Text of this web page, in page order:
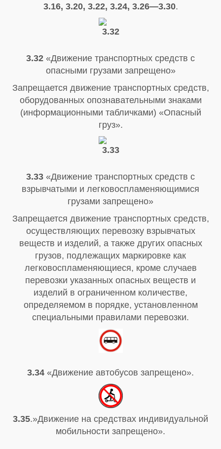
3.16, 3.20, 3.22, 3.24, 3.26—3.30.
3.32 «Движение транспортных средств с
опасными грузами запрещено»
Запрещается движение транспортных средств,
оборудованных опознавательными знаками
(информационными табличками) «Опасный
груз».
3.33 «Движение транспортных средств с
взрывчатыми и легковоспламеняющимися
грузами запрещено»
Запрещается движение транспортных средств,
осуществляющих перевозку взрывчатых
веществ и изделий, а также других опасных
грузов, подлежащих маркировке как
легковоспламеняющиеся, кроме случаев
перевозки указанных опасных веществ и
изделий в ограниченном количестве,
определяемом в порядке, установленном
специальными правилами перевозки.
3.34 «Движение автобусов запрещено».
3.35.»Движение на средствах индивидуальной
мобильности запрещено».